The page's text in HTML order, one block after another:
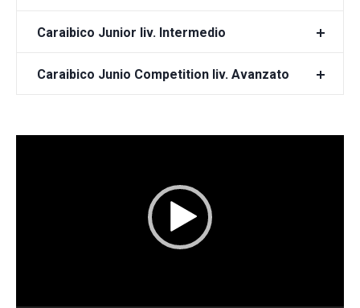
Caraibico Junior liv. Intermedio
Caraibico Junio Competition liv. Avanzato